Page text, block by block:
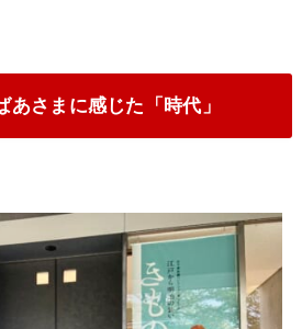
あさまに感じた「時代」